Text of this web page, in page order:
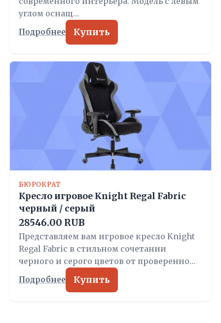
углом оснащ…
Подробнее Купить
БЮРОКРАТ
Кресло игровое Knight Regal Fabric
черный / серый
28546.00 RUB
Представляем вам игровое кресло Knight
Regal Fabric в стильном сочетании
черного и серого цветов от проверенно…
Подробнее Купить